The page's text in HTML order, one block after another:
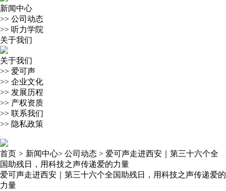
新闻中心
>> 公司动态
>> 听力学院
关于我们
关于我们
>> 爱可声
>> 企业文化
>> 发展历程
>> 产权资质
>> 联系我们
>> 隐私政策
首页 > 新闻中心> 公司动态 > 爱可声走进西安｜第三十六个全
国助残日，用科技之声传递爱的力量
爱可声走进西安｜第三十六个全国助残日，用科技之声传递爱的
力量